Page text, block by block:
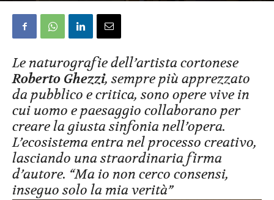
Le naturografie dell’artista cortonese
Roberto Ghezzi, sempre più apprezzato
da pubblico e critica, sono opere vive in
cui uomo e paesaggio collaborano per
creare la giusta sinfonia nell’opera.
L’ecosistema entra nel processo creativo,
lasciando una straordinaria firma
d’autore. “Ma io non cerco consensi,
inseguo solo la mia verità”